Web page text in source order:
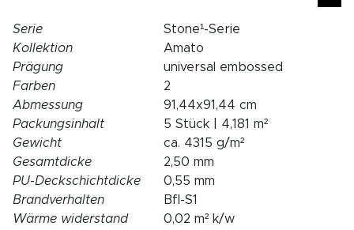
Serie
Stone¹-Serie
Kollektion
Amato
Prägung
universal embossed
Farben
2
Abmessung
91,44x91,44 cm
Packungsinhalt
5 Stück | 4,181 m²
Gewicht
ca. 4315 g/m²
Gesamtdicke
2,50 mm
PU-Deckschichtdicke
0,55 mm
Brandverhalten
Bfl-S1
Wärme widerstand
0,02 m² k/w